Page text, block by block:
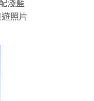
淺藍
照片